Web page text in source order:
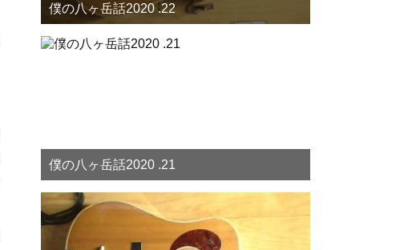
僕の八ヶ岳話2020 .22
僕の八ヶ岳話2020 .21